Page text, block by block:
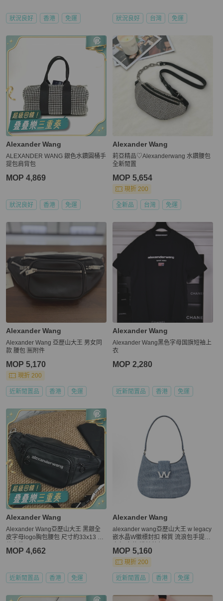
狀況良好 香港 免運 狀況良好 台灣 免運
Alexander Wang
ALEXANDER WANG 銀色水鑽圓桶手
提包肩背包
MOP 4,869
狀況良好 香港 免運
Alexander Wang
莉亞精品♡Alexanderwang 水鑽腰包
全新閒置
MOP 5,654
現折 200
全新品 台灣 免運
Alexander Wang
Alexander Wang 亞歷山大王 男女同
款 腰包 🈚附件
MOP 5,170
現折 200
近新閒置品 香港 免運
Alexander Wang
Alexander Wang黑色字母国旗短袖上
衣
MOP 2,280
近新閒置品 香港 免運
Alexander Wang
Alexander Wang亞歷山大王 黑銀全
皮字母logo胸包腰包 尺寸約33x13 附
MOP 4,662
近新閒置品 香港 免運
Alexander Wang
alexander wang亞歷山大王 w legacy
嵌水晶W徽標封扣 棉質 流浪包手提單
MOP 5,160
現折 200
近新閒置品 香港 免運